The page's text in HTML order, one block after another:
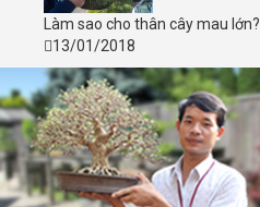
Làm sao cho thân cây mau lớn?
13/01/2018